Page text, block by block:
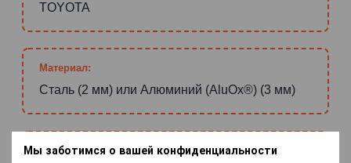
Мы заботимся о вашей конфиденциальности
TOYOTA
Материал:
Сталь (2 мм) или Алюминий (AluOx®) (3 мм)
Антикоррозийное покрытие: